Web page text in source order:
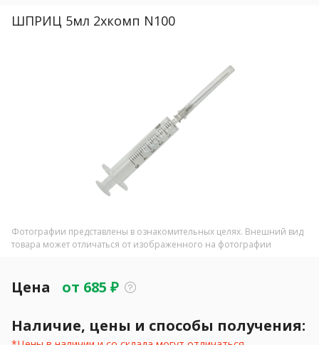
ШПРИЦ 5мл 2хкомп N100
Фотографии представлены в ознакомительных целях. Внешний вид
товара может отличаться от изображенного на фотографии
Цена от 685 ₽
Наличие, цены и способы получения: